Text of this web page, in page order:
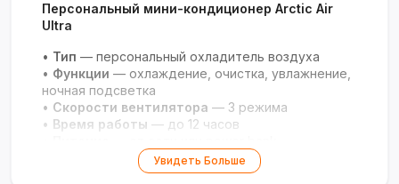
Персональный мини-кондиционер Arctic Air
Ultra
• Тип — персональный охладитель воздуха
• Функции — охлаждение, очистка, увлажнение,
ночная подсветка
• Скорости вентилятора — 3 режима
• Время работы — до 12 часов
— менее 1 кг
Особенности— бесшумная работа, смена
Увидеть Больше